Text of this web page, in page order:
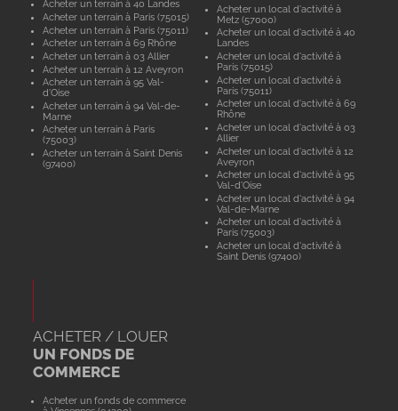
Acheter un terrain à 40 Landes
Acheter un terrain à Paris (75015)
Acheter un terrain à Paris (75011)
Acheter un terrain à 69 Rhône
Acheter un terrain à 03 Allier
Acheter un terrain à 12 Aveyron
Acheter un terrain à 95 Val-
d'Oise
Acheter un terrain à 94 Val-de-
Marne
Acheter un terrain à Paris
(75003)
Acheter un terrain à Saint Denis
(97400)
Acheter un local d'activité à
Metz (57000)
Acheter un local d'activité à 40
Landes
Acheter un local d'activité à
Paris (75015)
Acheter un local d'activité à
Paris (75011)
Acheter un local d'activité à 69
Rhône
Acheter un local d'activité à 03
Allier
Acheter un local d'activité à 12
Aveyron
Acheter un local d'activité à 95
Val-d'Oise
Acheter un local d'activité à 94
Val-de-Marne
Acheter un local d'activité à
Paris (75003)
Acheter un local d'activité à
Saint Denis (97400)
ACHETER / LOUER
UN FONDS DE
COMMERCE
Acheter un fonds de commerce